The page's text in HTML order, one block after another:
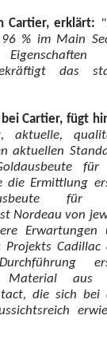
Cartier, erklärt:
% im Main
das
Cartier, fügt
aktuelle,
aktuellen
für
die Ermittlung
für
Nordeau von
Erwartungen
Cadillac
Material aus
die sich bei